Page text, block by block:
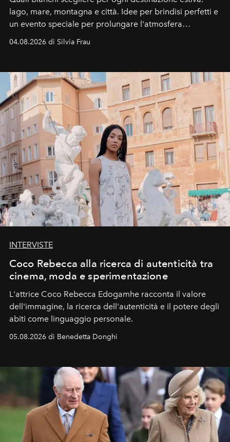
lago, mare, montagna e città. Idee per brindisi perfetti e
un evento speciale per prolungare l'atmosfera
04.08.2026 di Silvia Frau
INTERVISTE
Coco Rebecca alla ricerca di autenticità tra
cinema, moda e sperimentazione
L'attrice Coco Rebecca Edogamhe racconta il valore
dell'immagine, la ricerca dell'autenticità e il potere degli
abiti come linguaggio personale.
05.08.2026 di Benedetta Donghi